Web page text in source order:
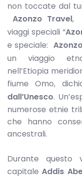
non toccate dal
Azonzo Travel,
viaggi speciali “
e speciale:
un
viaggio
nell’Etiopia
fiume Omo,
dall’Unesco.
numerose etnie
che hanno
ancestrali.
Durante questo
capitaleAddis